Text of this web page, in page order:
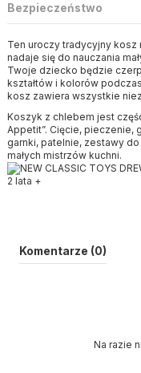
Bezpieczeństwo
Ten uroczy tradycyjny
nadaje się do nauczania
Twoje dziecko będzie
kształtów i kolorów
kosz zawiera wszystkie
Koszyk z chlebem jest
Appetit”. Cięcie, pieczenie,
garnki, patelnie, zestawy
małych mistrzów kuchni.
Komentarze (0)
Na razie